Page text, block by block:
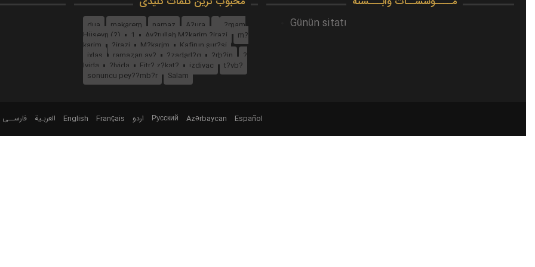
dua makarem namaz A?ura
?mam
Hüseyn (?)
1 Ay?tullah M?karim ?irazi
m?
karim
?irazi M?karim
Kafirun sur?si
ixlas
ramazan ay? ?zadarl?q ?rb?in
?
lvida
?lvida Fitr? z?kat? izdivac
t?vb?
sonuncu pey??mb?r
Salam
Günün sitatı
فارســی العربـیة English Français اردو Русский Azərbaycan Español